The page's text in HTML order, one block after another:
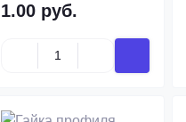
1.00 руб.